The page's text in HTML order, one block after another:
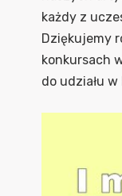
każdy z
Dziękujemy
konkursach
do udziału